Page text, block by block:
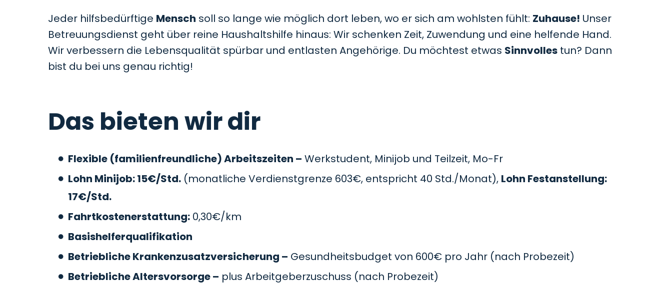
Jeder hilfsbedürftige Mensch soll so lange wie möglich dort leben, wo er sich am wohlsten fühlt: Zuhause! Unser
Betreuungsdienst geht über reine Haushaltshilfe hinaus: Wir schenken Zeit, Zuwendung und eine helfende Hand.
Wir verbessern die Lebensqualität spürbar und entlasten Angehörige. Du möchtest etwas Sinnvolles tun? Dann
bist du bei uns genau richtig!
Das bieten wir dir
Flexible (familienfreundliche) Arbeitszeiten – Werkstudent, Minijob und Teilzeit, Mo-Fr
Lohn Minijob: 15€/Std. (monatliche Verdienstgrenze 603€, entspricht 40 Std./Monat), Lohn Festanstellung:
17€/Std.
Fahrtkostenerstattung: 0,30€/km
Basishelferqualifikation
Betriebliche Krankenzusatzversicherung – Gesundheitsbudget von 600€ pro Jahr (nach Probezeit)
Betriebliche Altersvorsorge – plus Arbeitgeberzuschuss (nach Probezeit)